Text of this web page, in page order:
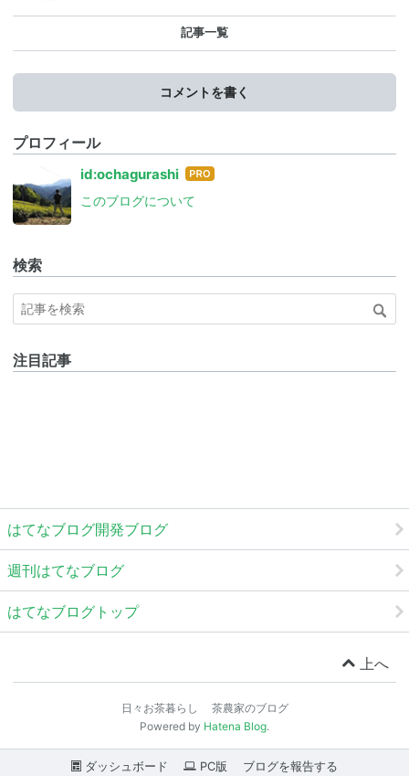
記事一覧
コメントを書く
プロフィール
id:ochagurashi はて
ログ
このブログについて
検索
注目記事
はてなブログ開発ブログ
週刊はてなブログ
はてなブログトップ
上へ
日々お茶暮らし 茶農家のブログ
Powered by Hatena Blog.
ダッシュボード PC版 ブログを報告する